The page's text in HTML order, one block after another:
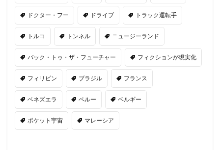
ドクター・フー ドライブ トラック運転手
トルコ トンネル ニュージーランド
バック・トゥ・ザ・フューチャー フィクションが現実化
フィリピン ブラジル フランス
ベネズエラ ペルー ベルギー
ポケット宇宙 マレーシア